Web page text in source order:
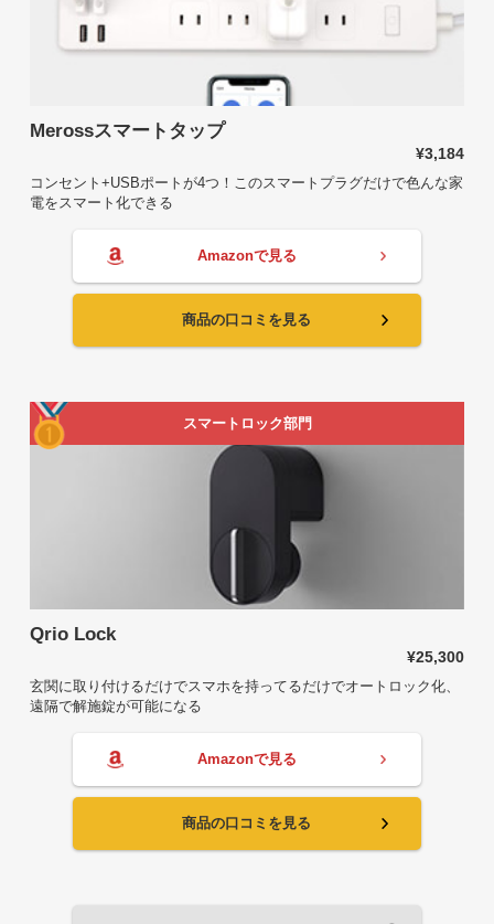
Merossスマートタップ
¥3,184
コンセント+USBポートが4つ！このスマートプラグだけで色んな家
電をスマート化できる
Amazonで見る
商品の口コミを見る
スマートロック部門
Qrio Lock
¥25,300
玄関に取り付けるだけでスマホを持ってるだけでオートロック化、
遠隔で解施錠が可能になる
Amazonで見る
商品の口コミを見る